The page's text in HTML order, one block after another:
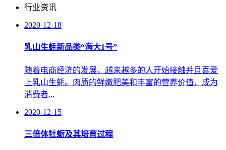
行业资讯
2020-12-18
乳山生蚝新品类“海大1号”
随着电商经济的发展，越来越多的人开始接触并且喜爱
上乳山生蚝。肉质的鲜嫩肥美和丰富的营养价值，成为
消费者...
2020-12-15
三倍体牡蛎及其培育过程